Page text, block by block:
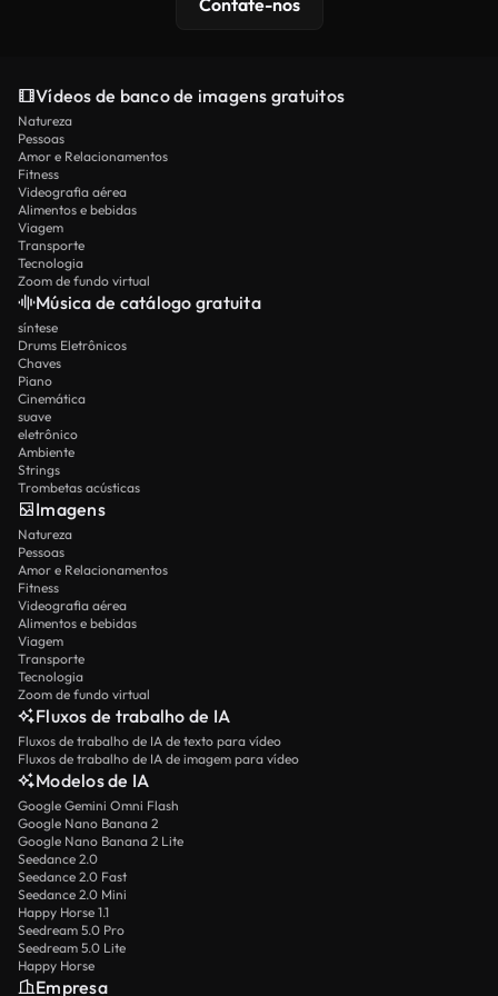
Contate-nos
Vídeos de banco de imagens gratuitos
Natureza
Pessoas
Amor e Relacionamentos
Fitness
Videografia aérea
Alimentos e bebidas
Viagem
Transporte
Tecnologia
Zoom de fundo virtual
Música de catálogo gratuita
síntese
Drums Eletrônicos
Chaves
Piano
Cinemática
suave
eletrônico
Ambiente
Strings
Trombetas acústicas
Imagens
Natureza
Pessoas
Amor e Relacionamentos
Fitness
Videografia aérea
Alimentos e bebidas
Viagem
Transporte
Tecnologia
Zoom de fundo virtual
Fluxos de trabalho de IA
Fluxos de trabalho de IA de texto para vídeo
Fluxos de trabalho de IA de imagem para vídeo
Modelos de IA
Google Gemini Omni Flash
Google Nano Banana 2
Google Nano Banana 2 Lite
Seedance 2.0
Seedance 2.0 Fast
Seedance 2.0 Mini
Happy Horse 1.1
Seedream 5.0 Pro
Seedream 5.0 Lite
Happy Horse
Empresa